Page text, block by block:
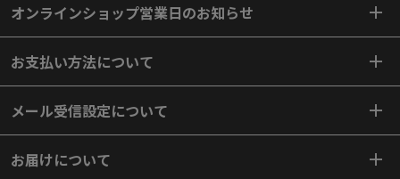
オンラインショップ営業日のお知らせ
お支払い方法について
メール受信設定について
お届けについて